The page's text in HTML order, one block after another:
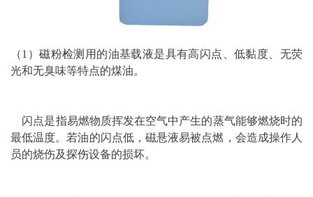
（1）磁粉检测 用的油基载液是具有高闪点、低黏度、无荧
光和无臭味等特点的煤油。
闪点是指易燃物质挥发在空气中产生的蒸气能够燃烧时的
最低温度。若油的闪点低，磁悬液易被点燃，会造成操作人
员的烧伤及探伤设备的损坏。